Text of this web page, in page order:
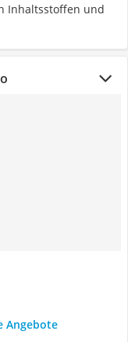
Inhaltsstoffen und
Angebote